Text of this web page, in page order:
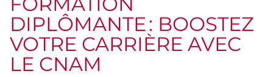
DIPLÔMANTE : BOOSTEZ
VOTRE CARRIÈRE AVEC
LE CNAM